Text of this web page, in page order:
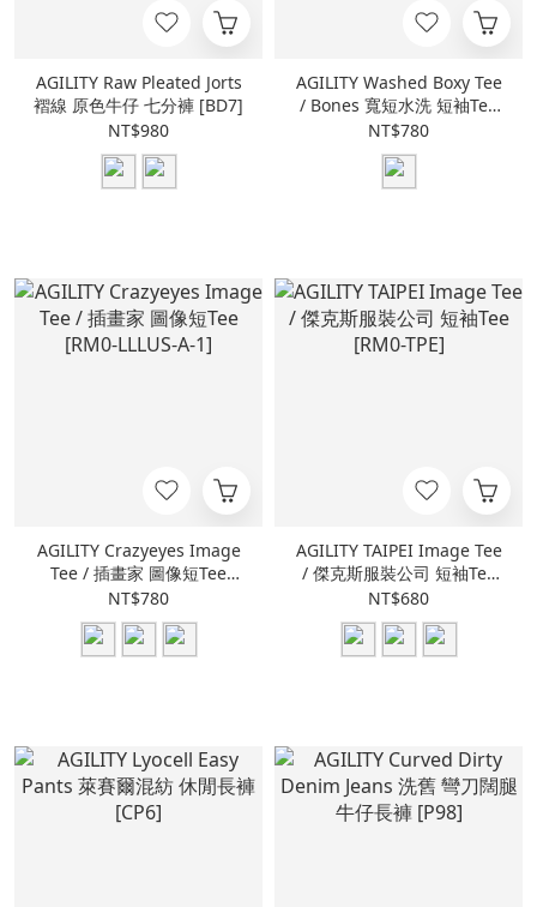
AGILITY Raw Pleated Jorts
褶線 原色牛仔 七分褲 [BD7]
NT$980
AGILITY Washed Boxy Tee
/ Bones 寬短水洗 短袖Tee
[SR0-魚骨]
NT$780
AGILITY Crazyeyes Image
Tee / 插畫家 圖像短Tee
[RM0-LLLUS-A-1]
NT$780
AGILITY TAIPEI Image Tee
/ 傑克斯服裝公司 短袖Tee
[RM0-TPE]
NT$680